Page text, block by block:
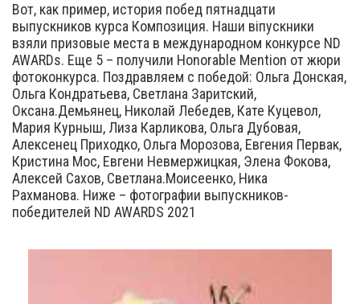
Вот, как пример, история побед пятнадцати
выпускников курса Композиция. Наши віпускники
взяли призовые места в международном конкурсе ND
AWARDs. Еще 5 – получили Honorable Mention от жюри
фотоконкурса. Поздравляем с победой: Ольга Донская,
Ольга Кондратьева, Светлана Заритский,
Оксана.Демьянец, Николай Лебедев, Кате Куцевол,
Мария Курныш, Лиза Карликова, Ольга Дубовая,
Алексенец Приходко, Ольга Морозова, Евгения Первак,
Кристина Мос, Евгени Невмержицкая, Элена Фокова,
Алексей Сахов, Светлана.Моисеенко, Ника
Рахманова. Ниже – фотографии выпускников-
победителей ND AWARDS 2021